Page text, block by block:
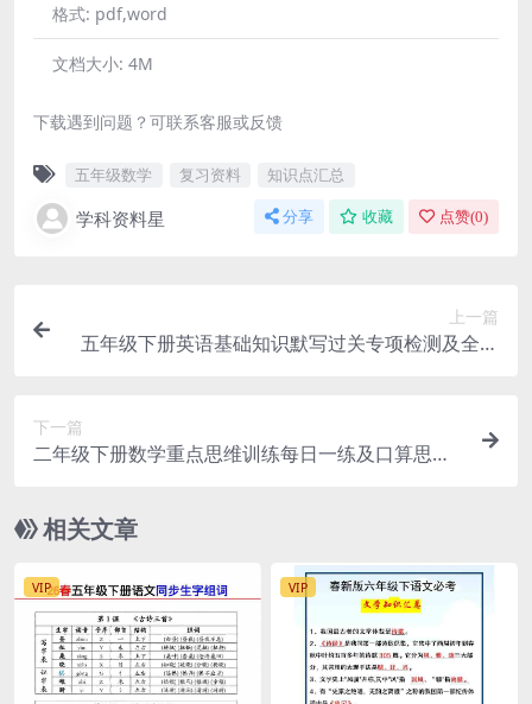
格式: pdf,word
文档大小: 4M
下载遇到问题？可联系客服或反馈
五年级数学 复习资料 知识点汇总
学科资料星 分享 收藏 点赞(0)
上一篇
五年级下册英语基础知识默写过关专项检测及全册
下一篇
二年级下册数学重点思维训练每日一练及口算思维
相关文章
VIP VIP